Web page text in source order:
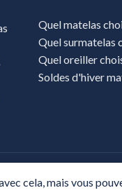
Quel matelas
Quel surmatelas
Quel oreiller
Soldes d'hiver
cela, mais vous